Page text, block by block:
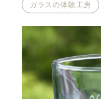
ガラスの体験工房